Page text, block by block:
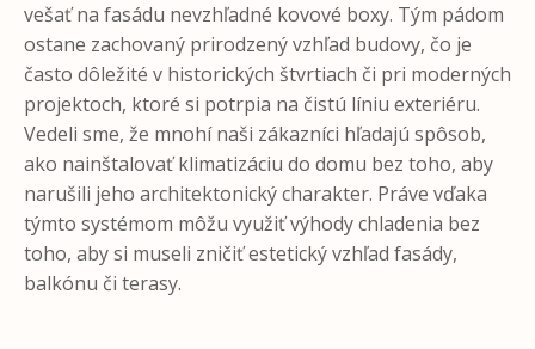
vešať na fasádu nevzhľadné kovové boxy. Tým pádom
ostane zachovaný prirodzený vzhľad budovy, čo je
často dôležité v historických štvrtiach či pri moderných
projektoch, ktoré si potrpia na čistú líniu exteriéru.
Vedeli sme, že mnohí naši zákazníci hľadajú spôsob,
ako nainštalovať klimatizáciu do domu bez toho, aby
narušili jeho architektonický charakter. Práve vďaka
týmto systémom môžu využiť výhody chladenia bez
toho, aby si museli zničiť estetický vzhľad fasády,
balkónu či terasy.